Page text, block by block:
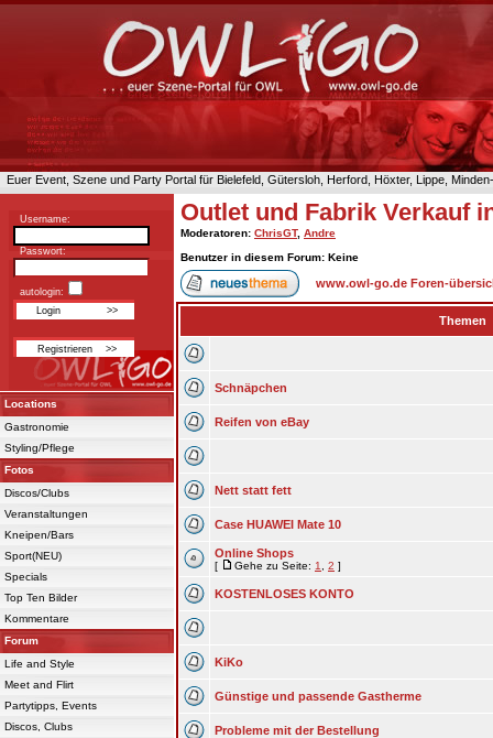
Euer Event, Szene und Party Portal für Bielefeld, Gütersloh, Herford, Höxter, Lippe,
Username:
Passwort:
autologin:
Locations
Gastronomie
Styling/Pflege
Fotos
Discos/Clubs
Veranstaltungen
Kneipen/Bars
Sport(NEU)
Specials
Top Ten Bilder
Kommentare
Forum
Life and Style
Meet and Flirt
Partytipps, Events
Discos, Clubs
Outlet und Fabrik Verkauf
Moderatoren: ChrisGT, Andre
Benutzer in diesem Forum: Keine
www.owl-go.de Foren-
Themen
Schnäpchen
Reifen von eBay
Nett statt fett
Case HUAWEI Mate 10
Online Shops
[ Gehe zu Seite: 1 2 ]
KOSTENLOSES KONTO
KiKo
Günstige und passende Gastherme
Probleme mit der Bestellung